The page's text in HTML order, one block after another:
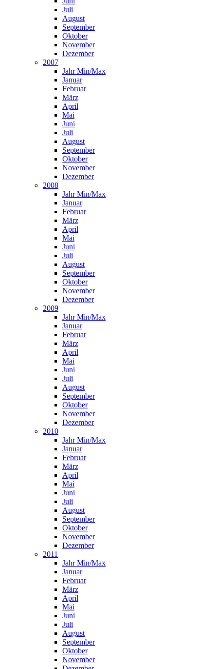
Juli
August
September
Oktober
November
Dezember
2007
Jahr Min/Max
Januar
Februar
März
April
Mai
Juni
Juli
August
September
Oktober
November
Dezember
2008
Jahr Min/Max
Januar
Februar
März
April
Mai
Juni
Juli
August
September
Oktober
November
Dezember
2009
Jahr Min/Max
Januar
Februar
März
April
Mai
Juni
Juli
August
September
Oktober
November
Dezember
2010
Jahr Min/Max
Januar
Februar
März
April
Mai
Juni
Juli
August
September
Oktober
November
Dezember
2011
Jahr Min/Max
Januar
Februar
März
April
Mai
Juni
Juli
August
September
Oktober
November